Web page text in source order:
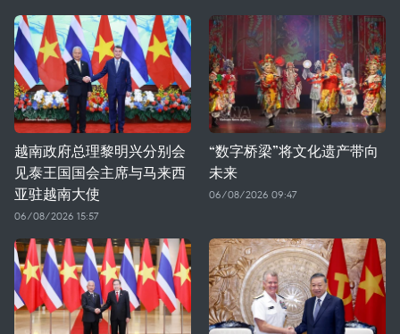
越南政府总理黎明兴分别会
见泰王国国会主席与马来西
亚驻越南大使
06/08/2026 15:57
“数字桥梁”将文化遗产带向
未来
06/08/2026 09:47